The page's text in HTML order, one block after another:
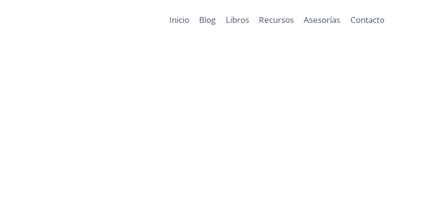
Inicio Blog Libros Recursos Asesorías Contacto